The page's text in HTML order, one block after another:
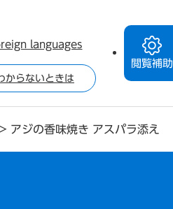
閲覧補助
languages
からないときは
アジの香味焼き アスパラ添え